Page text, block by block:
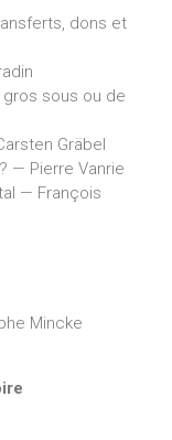
dons et
gros sous ou de
Gräbel
— Pierre Vanrie
— François
Mincke